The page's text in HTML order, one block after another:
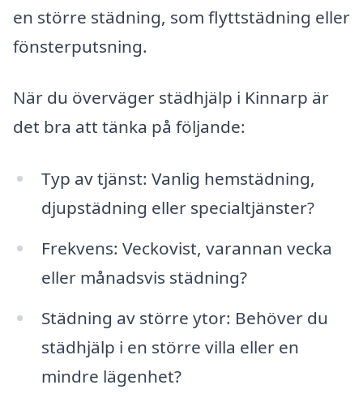
en större städning, som flyttstädning eller
fönsterputsning.
När du överväger städhjälp i Kinnarp är
det bra att tänka på följande:
Typ av tjänst: Vanlig hemstädning,
djupstädning eller specialtjänster?
Frekvens: Veckovist, varannan vecka
eller månadsvis städning?
Städning av större ytor: Behöver du
städhjälp i en större villa eller en
mindre lägenhet?